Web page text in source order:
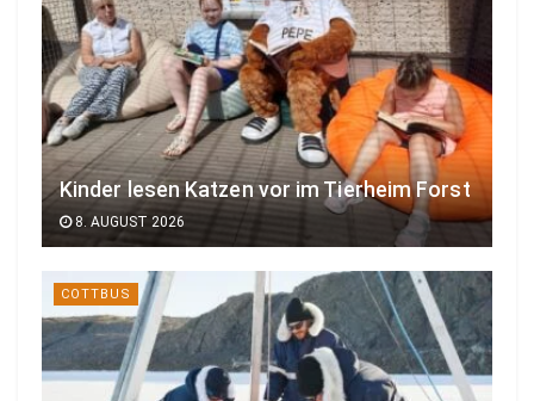
Kinder lesen Katzen vor im Tierheim Forst
8. AUGUST 2026
COTTBUS